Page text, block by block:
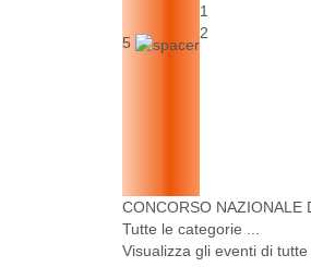
5
1
2
CONCORSO NAZIONALE
Tutte le categorie ...
Visualizza gli eventi di